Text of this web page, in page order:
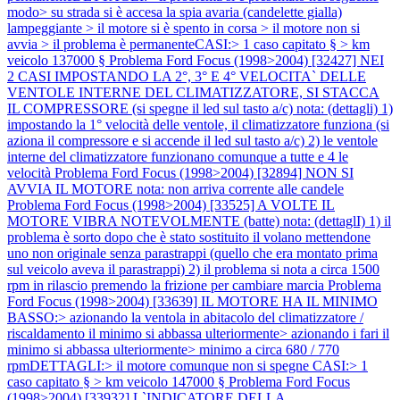
modo> su strada si è accesa la spia avaria (candelette gialla)
lampeggiante > il motore si è spento in corsa > il motore non si
avvia > il problema è permanenteCASI:> 1 caso capitato § > km
veicolo 137000 § Problema Ford Focus (1998>2004) [32427] NEI
2 CASI IMPOSTANDO LA 2°, 3° E 4° VELOCITA` DELLE
VENTOLE INTERNE DEL CLIMATIZZATORE, SI STACCA
IL COMPRESSORE (si spegne il led sul tasto a/c) nota: (dettagli) 1)
impostando la 1° velocità delle ventole, il climatizzatore funziona (si
aziona il compressore e si accende il led sul tasto a/c) 2) le ventole
interne del climatizzatore funzionano comunque a tutte e 4 le
velocità Problema Ford Focus (1998>2004) [32894] NON SI
AVVIA IL MOTORE nota: non arriva corrente alle candele
Problema Ford Focus (1998>2004) [33525] A VOLTE IL
MOTORE VIBRA NOTEVOLMENTE (batte) nota: (dettaglI) 1) il
problema è sorto dopo che è stato sostituito il volano mettendone
uno non originale senza parastrappi (quello che era montato prima
sul veicolo aveva il parastrappi) 2) il problema si nota a circa 1500
rpm in rilascio premendo la frizione per cambiare marcia Problema
Ford Focus (1998>2004) [33639] IL MOTORE HA IL MINIMO
BASSO:> azionando la ventola in abitacolo del climatizzatore /
riscaldamento il minimo si abbassa ulteriormente> azionando i fari il
minimo si abbassa ulteriormente> minimo a circa 680 / 770
rpmDETTAGLI:> il motore comunque non si spegne CASI:> 1
caso capitato § > km veicolo 147000 § Problema Ford Focus